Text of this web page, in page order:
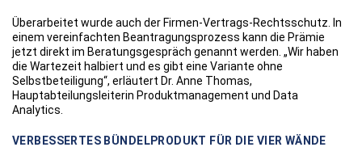
Überarbeitet wurde auch der Firmen-Vertrags-Rechtsschutz. In
einem vereinfachten Beantragungsprozess kann die Prämie
jetzt direkt im Beratungsgespräch genannt werden. „Wir haben
die Wartezeit halbiert und es gibt eine Variante ohne
Selbstbeteiligung“, erläutert Dr. Anne Thomas,
Hauptabteilungsleiterin Produktmanagement und Data
Analytics.
VERBESSERTES BÜNDELPRODUKT FÜR DIE VIER WÄNDE